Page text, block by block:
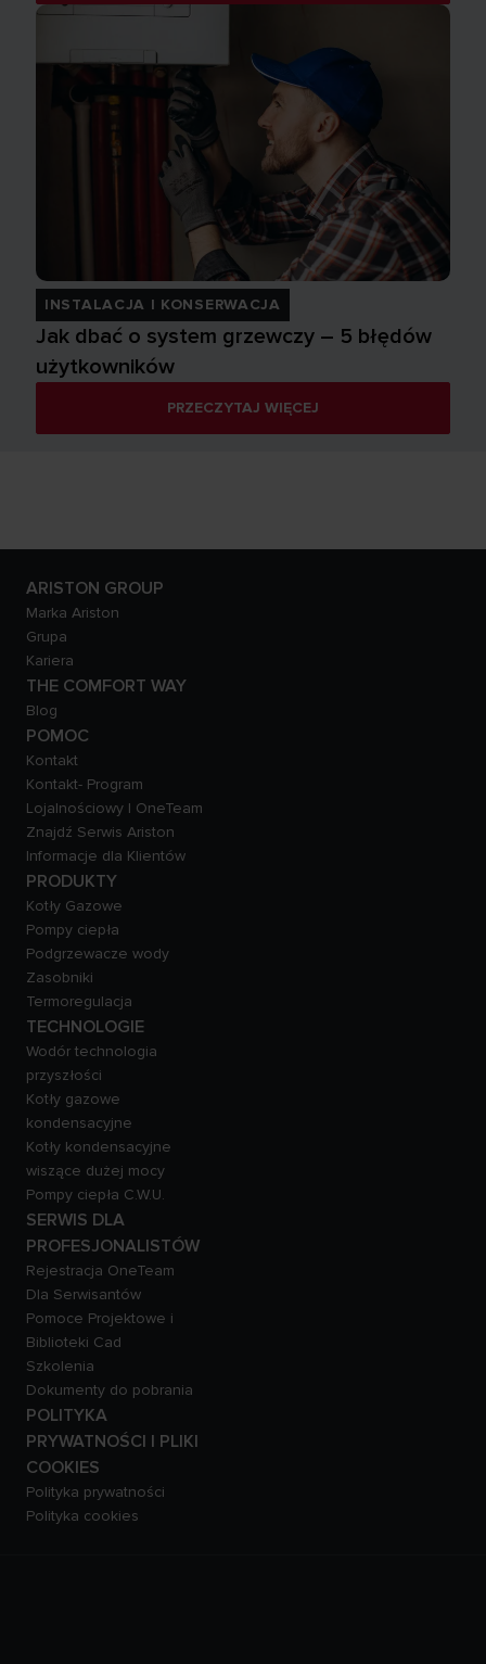
INSTALACJA I KONSERWACJA
Jak dbać o system grzewczy – 5 błędów
użytkowników
PRZECZYTAJ WIĘCEJ
ARISTON GROUP
Marka Ariston
Grupa
Kariera
THE COMFORT WAY
Blog
POMOC
Kontakt
Kontakt- Program
Lojalnościowy | OneTeam
Znajdź Serwis Ariston
Informacje dla Klientów
PRODUKTY
Kotły Gazowe
Pompy ciepła
Podgrzewacze wody
Zasobniki
Termoregulacja
TECHNOLOGIE
Wodór technologia
przyszłości
Kotły gazowe
kondensacyjne
Kotły kondensacyjne
wiszące dużej mocy
Pompy ciepła C.W.U.
SERWIS DLA
PROFESJONALISTÓW
Rejestracja OneTeam
Dla Serwisantów
Pomoce Projektowe i
Biblioteki Cad
Szkolenia
Dokumenty do pobrania
POLITYKA
PRYWATNOŚCI I PLIKI
COOKIES
Polityka prywatności
Polityka cookies